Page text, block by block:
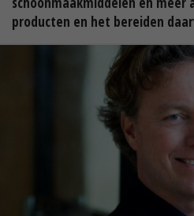
producten en het bereiden